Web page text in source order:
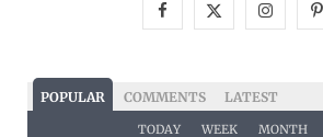
c
e
T
w
I
s
t
P
POPULAR COMMENTS LATEST
TODAY WEEK MONTH